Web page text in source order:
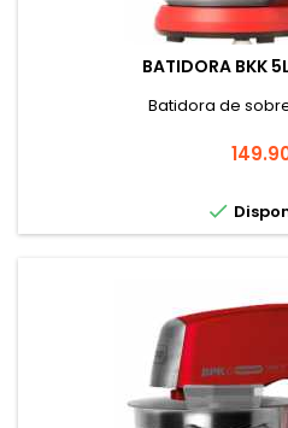
BATIDORA BKK
Batidora de
Precio
